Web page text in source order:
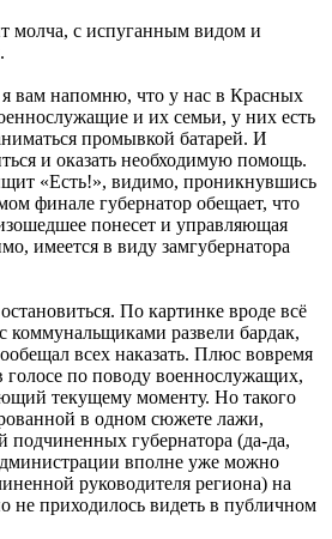
молча, с испуганным видом и
вам напомню, что у нас в Красных
и их семьи, у них есть
промывкой батарей. И
и оказать необходимую помощь.
«Есть!», видимо, проникнувшись
финале губернатор обещает, что
понесет и управляющая
имеется в виду замгубернатора
По картинке вроде всё
коммунальщиками развели бардак,
всех наказать. Плюс вовремя
по поводу военнослужащих,
текущему моменту. Но такого
в одном сюжете лажи,
губернатора (да-да,
вполне уже можно
руководителя региона) на
не приходилось видеть в публичном